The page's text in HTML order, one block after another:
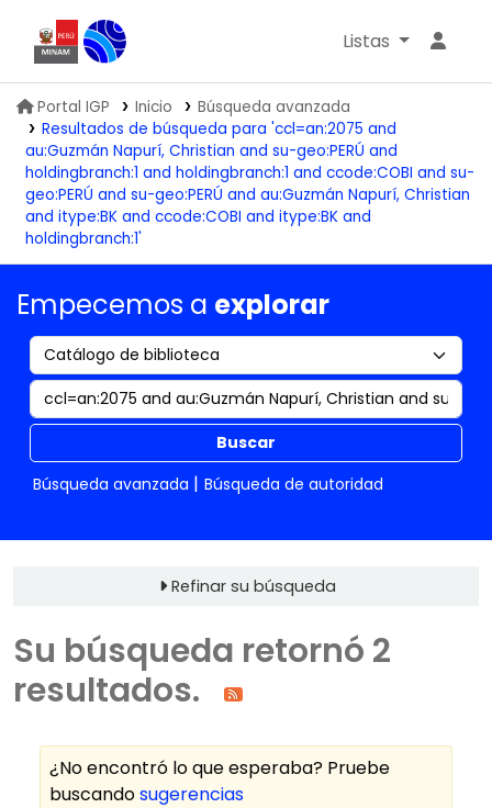
Biblioteca IGP
Listas
Portal IGP Inicio
Búsqueda avanzada
Resultados de búsqueda para 'ccl=an:2075 and
au:Guzmán Napurí, Christian and su-geo:PERÚ and
holdingbranch:1 and holdingbranch:1 and ccode:COBI and su-
geo:PERÚ and su-geo:PERÚ and au:Guzmán Napurí, Christian
and itype:BK and ccode:COBI and itype:BK and
holdingbranch:1'
Empecemos a explorar
Buscar
Búsqueda avanzada
Búsqueda de autoridad
Refinar su búsqueda
Su búsqueda retornó 2
resultados.
¿No encontró lo que esperaba? Pruebe
buscandosugerencias